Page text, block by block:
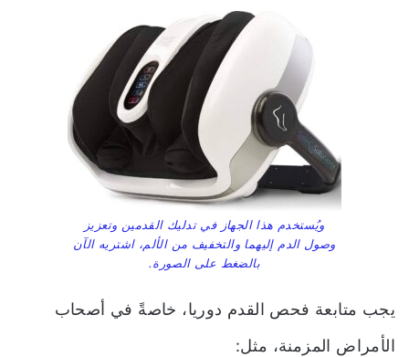
ويُستخدم هذا الجهاز في تدليك القدمين وتعزيز
وصول الدم إليهما والتخفيف من الألم، اشتريه الآن
بالضغط على الصورة.
يجب متابعة فحص القدم دوريا، خاصةً في أصحاب
الأمراض المزمنة، مثل: